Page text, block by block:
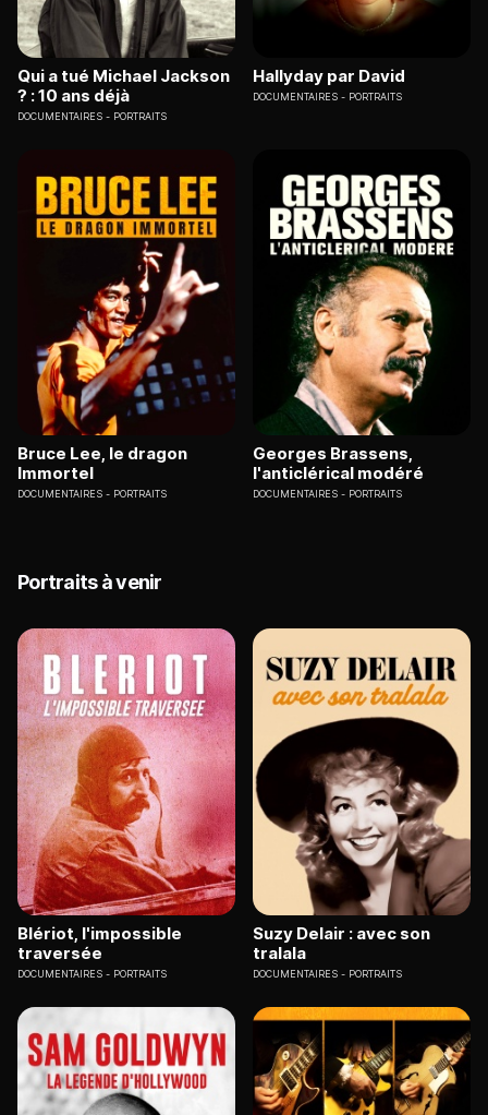
Qui a tué Michael Jackson
? : 10 ans déjà
DOCUMENTAIRES PORTRAITS
Hallyday par David
DOCUMENTAIRES PORTRAITS
Bruce Lee, le dragon
Immortel
DOCUMENTAIRES PORTRAITS
Georges Brassens,
l'anticlérical modéré
DOCUMENTAIRES PORTRAITS
Portraits à venir
Blériot, l'impossible
traversée
DOCUMENTAIRES PORTRAITS
Suzy Delair : avec son
tralala
DOCUMENTAIRES PORTRAITS